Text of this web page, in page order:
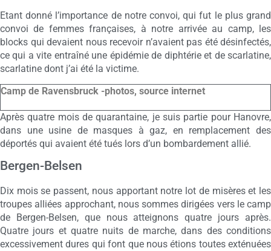
Etant donné l’importance de notre convoi, qui fut le plus grand
convoi de femmes françaises, à notre arrivée au camp, les
blocks qui devaient nous recevoir n’avaient pas été désinfectés,
ce qui a vite entraîné une épidémie de diphtérie et de scarlatine,
scarlatine dont j’ai été la victime.
Camp de Ravensbruck -photos, source internet
Après quatre mois de quarantaine, je suis partie pour Hanovre,
dans une usine de masques à gaz, en remplacement des
déportés qui avaient été tués lors d’un bombardement allié.
Bergen-Belsen
Dix mois se passent, nous apportant notre lot de misères et les
troupes alliées approchant, nous sommes dirigées vers le camp
de Bergen-Belsen, que nous atteignons quatre jours après.
Quatre jours et quatre nuits de marche, dans des conditions
excessivement dures qui font que nous étions toutes exténuées